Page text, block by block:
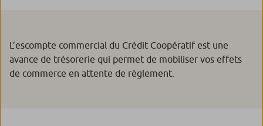
L’escompte commercial du Crédit Coopératif est une
avance de trésorerie qui permet de mobiliser vos effets
de commerce en attente de règlement.